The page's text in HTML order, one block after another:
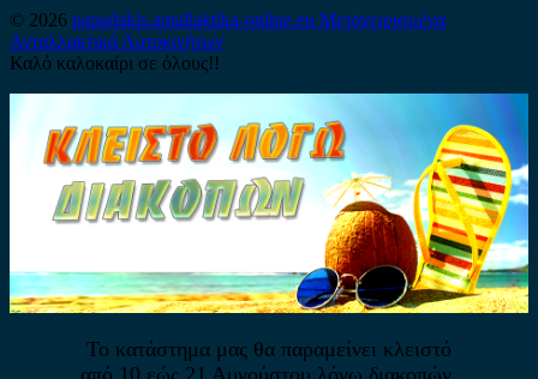
© 2026 papadakis.antallaktika-online.eu Μεταχειρισμένα
Ανταλλακτικά Αυτοκινήτων
Καλό καλοκαίρι σε όλους!!
Το κατάστημα μας θα παραμείνει κλειστό